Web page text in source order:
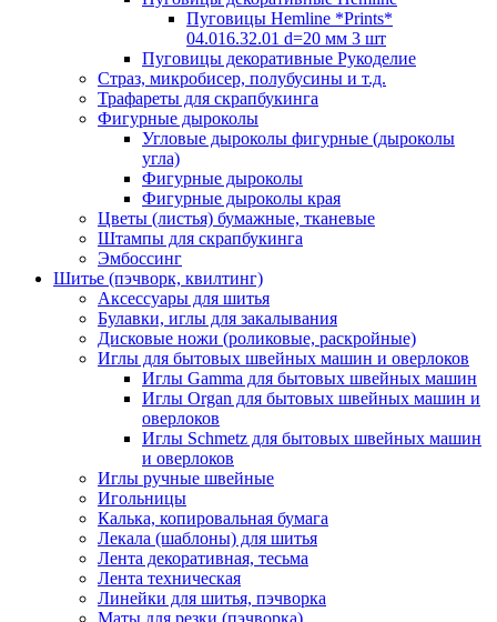
Пуговицы Hemline *Prints*
04.016.32.01 d=20 мм 3 шт
Пуговицы декоративные Рукоделие
Страз, микробисер, полубусины и т.д.
Трафареты для скрапбукинга
Фигурные дыроколы
Угловые дыроколы фигурные (дыроколы
угла)
Фигурные дыроколы
Фигурные дыроколы края
Цветы (листья) бумажные, тканевые
Штампы для скрапбукинга
Эмбоссинг
Шитье (пэчворк, квилтинг)
Аксессуары для шитья
Булавки, иглы для закалывания
Дисковые ножи (роликовые, раскройные)
Иглы для бытовых швейных машин и оверлоков
Иглы Gamma для бытовых швейных машин
Иглы Organ для бытовых швейных машин и
оверлоков
Иглы Schmetz для бытовых швейных машин
и оверлоков
Иглы ручные швейные
Игольницы
Калька, копировальная бумага
Лекала (шаблоны) для шитья
Лента декоративная, тесьма
Лента техническая
Линейки для шитья, пэчворка
Маты для резки (пэчворка)